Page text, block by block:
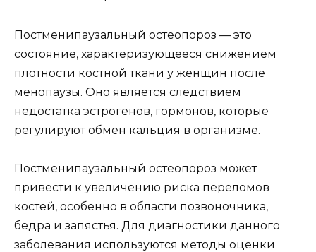
Постменипаузальный остеопороз — это
состояние, характеризующееся снижением
плотности костной ткани у женщин после
менопаузы. Оно является следствием
недостатка эстрогенов, гормонов, которые
регулируют обмен кальция в организме.
Постменипаузальный остеопороз может
привести к увеличению риска переломов
костей, особенно в области позвоночника,
бедра и запястья. Для диагностики данного
заболевания используются методы оценки